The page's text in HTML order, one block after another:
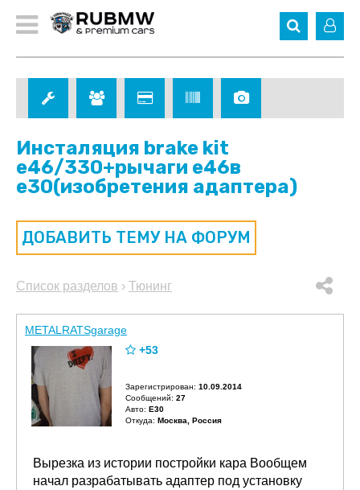
Инсталяция brake kit
е46/330+рычаги е46в
е30(изобретения адаптера)
ДОБАВИТЬ ТЕМУ НА ФОРУМ
Список разделов › Тюнинг
METALRATSgarage
+53
Зарегистрирован: 10.09.2014
Сообщений: 27
Авто: E30
Откуда: Москва, Россия
Вырезка из истории постройки кара Вообщем
начал разрабатывать адаптер под установку